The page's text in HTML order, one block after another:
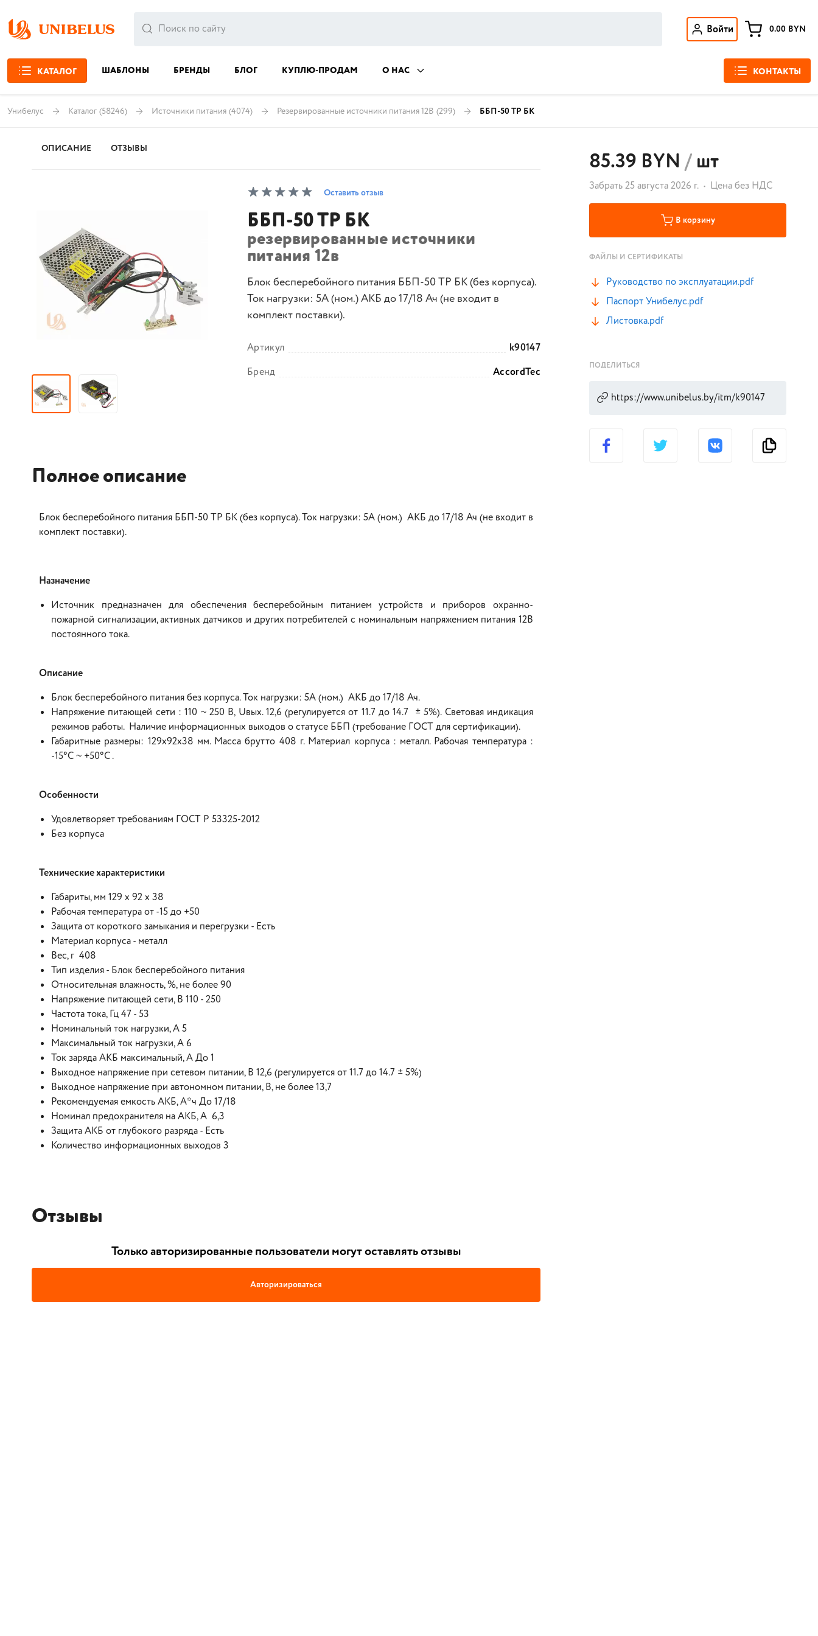
Войти 0.00 BYN
КАТАЛОГ ШАБЛОНЫ БРЕНДЫ БЛОГ КУПЛЮ-ПРОДАМ О НАС КОНТАКТЫ
Унибелус Каталог (58246) Источники питания (4074) Резервированные источники питания 12В (299) ББП-50 ТР БК
ОПИСАНИЕ ОТЗЫВЫ
Оставить отзыв
ББП-50 ТР БК
резервированные источники
питания 12в
Блок бесперебойного питания ББП-50 ТР БК (без корпуса).
Ток нагрузки: 5A (ном.) АКБ до 17/18 Ач (не входит в
комплект поставки).
Артикул
k90147
Бренд
AccordTec
Полное описание
Блок бесперебойного питания ББП-50 ТР БК (без корпуса). Ток нагрузки: 5A (ном.) АКБ до 17/18 Ач (не входит в
комплект поставки).
Назначение
Источник предназначен для обеспечения бесперебойным питанием устройств и приборов охранно-
пожарной сигнализации, активных датчиков и других потребителей с номинальным напряжением питания 12В
постоянного тока.
Описание
Блок бесперебойного питания без корпуса. Ток нагрузки: 5A (ном.) АКБ до 17/18 Ач.
Напряжение питающей сети : 110 ~ 250 В, Uвых. 12,6 (регулируется от 11.7 до 14.7 ± 5%). Световая индикация
режимов работы. Наличие информационных выходов о статусе ББП (требование ГОСТ для сертификации).
Габаритные размеры: 129x92x38 мм. Масса брутто 408 г. Материал корпуса : металл. Рабочая температура :
-15°C ~ +50°C .
Особенности
Удовлетворяет требованиям ГОСТ Р 53325-2012
Без корпуса
Технические характеристики
Габариты, мм 129 х 92 х 38
Рабочая температура от -15 до +50
Защита от короткого замыкания и перегрузки - Есть
Материал корпуса - металл
Вес, г 408
Тип изделия - Блок бесперебойного питания
Относительная влажность, %, не более 90
Напряжение питающей сети, В 110 - 250
Частота тока, Гц 47 - 53
Номинальный ток нагрузки, А 5
Максимальный ток нагрузки, А 6
Ток заряда АКБ максимальный, А До 1
Выходное напряжение при сетевом питании, В 12,6 (регулируется от 11.7 до 14.7 ± 5%)
Выходное напряжение при автономном питании, В, не более 13,7
Рекомендуемая емкость АКБ, А*ч До 17/18
Номинал предохранителя на АКБ, А 6,3
Защита АКБ от глубокого разряда - Есть
Количество информационных выходов 3
Отзывы
Только авторизированные пользователи могут оставлять отзывы
Авторизироваться
85.39 BYN/шт
Забрать 25 августа 2026 г. Цена без НДС
В корзину
ФАЙЛЫ И СЕРТИФИКАТЫ
Руководство по эксплуатации.pdf
Паспорт Унибелус.pdf
Листовка.pdf
ПОДЕЛИТЬСЯ